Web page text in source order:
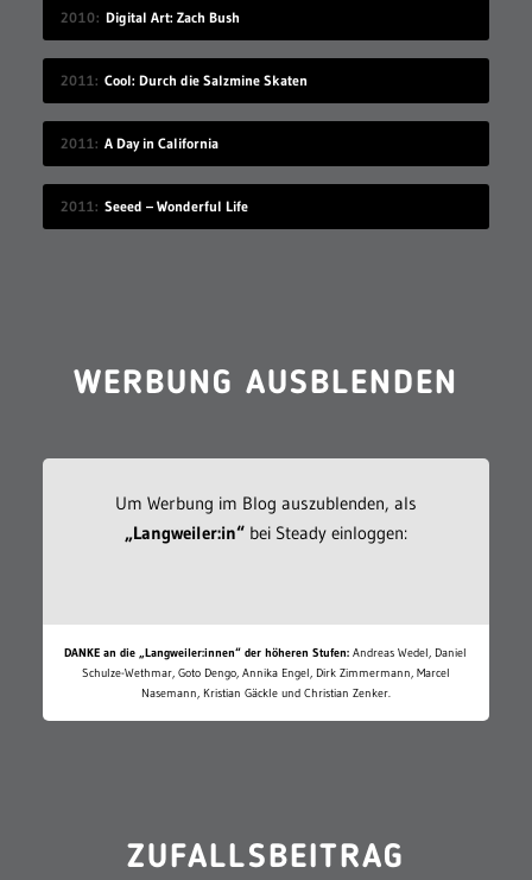
2010 Digital Art: Zach Bush
2011 Cool: Durch die Salzmine Skaten
2011 A Day in California
2011 Seeed – Wonderful Life
WERBUNG AUSBLENDEN
Um Werbung im Blog auszublenden, als
„Langweiler:in“bei Steady einloggen:
DANKE an die „Langweiler:innen“ der höheren Stufen: Andreas Wedel, Daniel
Schulze-Wethmar, Goto Dengo, Annika Engel, Dirk Zimmermann, Marcel
Nasemann, Kristian Gäckle und Christian Zenker.
ZUFALLSBEITRAG